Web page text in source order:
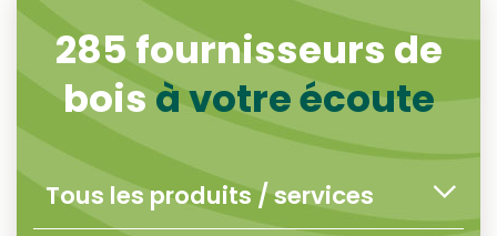
285fournisseurs de
boisà votre écoute